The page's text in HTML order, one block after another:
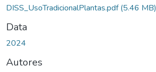
DISS_UsoTradicionalPlantas.pdf(5.46 MB)
Data
2024
Autores